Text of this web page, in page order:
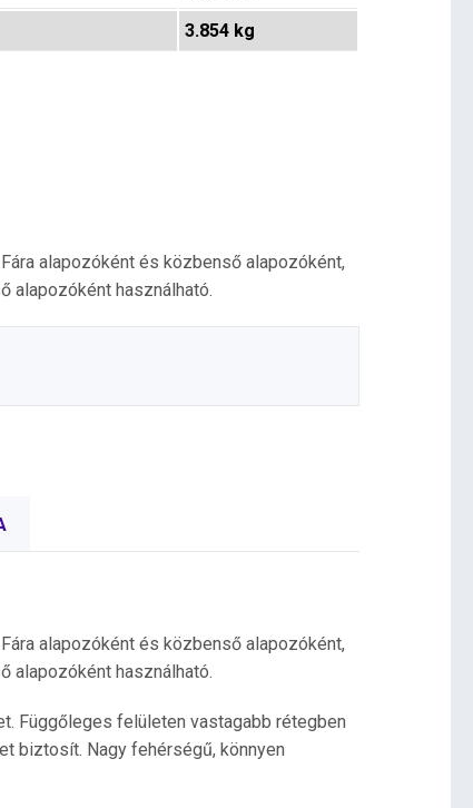
3.854 kg
alapozóként és közbenső alapozóként,
alapozóként használható.
alapozóként és közbenső alapozóként,
alapozóként használható.
Függőleges felületen vastagabb rétegben
biztosít. Nagy fehérségű, könnyen